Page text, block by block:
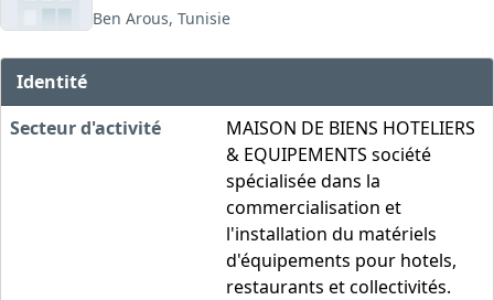
Ben Arous, Tunisie
Identité
Secteur d'activité
MAISON DE BIENS HOTELIERS
& EQUIPEMENTS société
spécialisée dans la
commercialisation et
l'installation du matériels
d'équipements pour hotels,
restaurants et collectivités.